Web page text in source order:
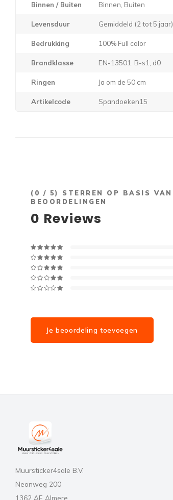
Binnen / Buiten Binnen, Buiten
Levensduur Gemiddeld (2 tot 5 jaar)
Bedrukking 100% Full color
Brandklasse EN-13501: B-s1, d0
Ringen Ja om de 50 cm
Artikelcode Spandoeken15
( 0 / 5) STERREN OP BASIS VAN
BEOORDELINGEN
0 Reviews
Je beoordeling toevoegen
Muursticker4sale B.V.
Neonweg 200
1362 AE Almere